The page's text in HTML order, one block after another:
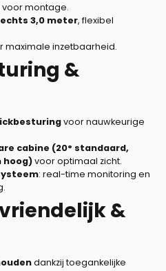
montage.
3,0 meter, flexibel
maximale inzetbaarheid.
&
voor nauwkeurige
cabine (20° standaard,
hoog)voor optimaal zicht.
: real-time monitoring en
&
dankzij toegankelijke